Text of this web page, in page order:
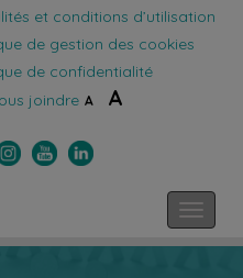
et conditions d’utilisation
de gestion des cookies
de confidentialité
joindre A A